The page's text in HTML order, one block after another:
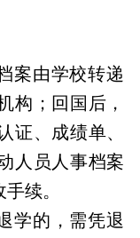
由学校转递
构；回国后，
证、成绩单、
人员人事档案
续。
的，需凭退